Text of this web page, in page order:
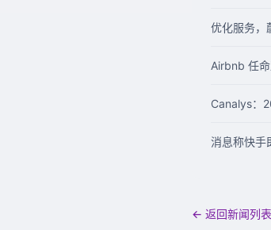
优化服务，
Airbnb 任
Canalys：
消息称快手
← 返回新闻列表